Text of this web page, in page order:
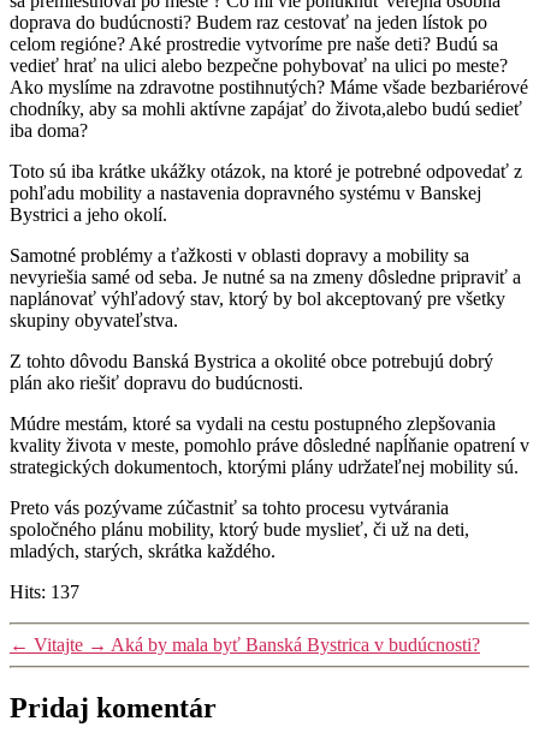
doprava do budúcnosti? Budem raz cestovať na jeden lístok po
celom regióne? Aké prostredie vytvoríme pre naše deti? Budú sa
vedieť hrať na ulici alebo bezpečne pohybovať na ulici po meste?
Ako myslíme na zdravotne postihnutých? Máme všade bezbariérové
chodníky, aby sa mohli aktívne zapájať do života,alebo budú sedieť
iba doma?
Toto sú iba krátke ukážky otázok, na ktoré je potrebné odpovedať z
pohľadu mobility a nastavenia dopravného systému v Banskej
Bystrici a jeho okolí.
Samotné problémy a ťažkosti v oblasti dopravy a mobility sa
nevyriešia samé od seba. Je nutné sa na zmeny dôsledne pripraviť a
naplánovať výhľadový stav, ktorý by bol akceptovaný pre všetky
skupiny obyvateľstva.
Z tohto dôvodu Banská Bystrica a okolité obce potrebujú dobrý
plán ako riešiť dopravu do budúcnosti.
Múdre mestám, ktoré sa vydali na cestu postupného zlepšovania
kvality života v meste, pomohlo práve dôsledné napĺňanie opatrení v
strategických dokumentoch, ktorými plány udržateľnej mobility sú.
Preto vás pozývame zúčastniť sa tohto procesu vytvárania
spoločného plánu mobility, ktorý bude myslieť, či už na deti,
mladých, starých, skrátka každého.
Hits: 137
← Vitajte → Aká by mala byť Banská Bystrica v budúcnosti?
Pridaj komentár